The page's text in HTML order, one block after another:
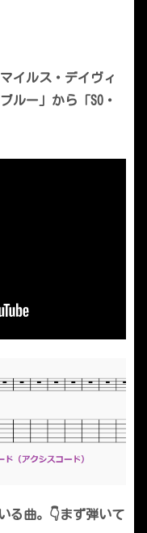
イルス・デイヴィ
ルー」から「SO・
る曲。👇まず弾いて